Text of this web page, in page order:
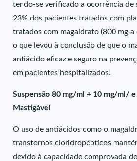
tendo-se verificado a ocorrência de
23% dos pacientes tratados com
tratados com magaldrato (800 mg a
o que levou à conclusão de que o
antiácido eficaz e seguro na
em pacientes hospitalizados.
Suspensão 80 mg/ml + 10 mg/ml/
Mastigável
O uso de antiácidos como o
transtornos cloridropépticos
devido à capacidade comprovada